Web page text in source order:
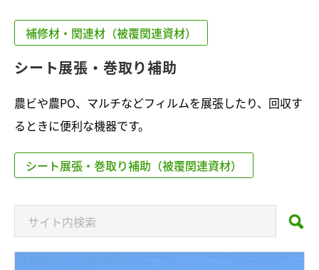
補修材・関連材（被覆関連資材）
シート展張・巻取り補助
農ビや農PO、マルチなどフィルムを展張したり、回収す
るときに便利な機器です。
シート展張・巻取り補助（被覆関連資材）